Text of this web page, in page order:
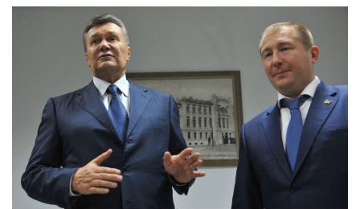
г
о
р
е
ж
и
м
у